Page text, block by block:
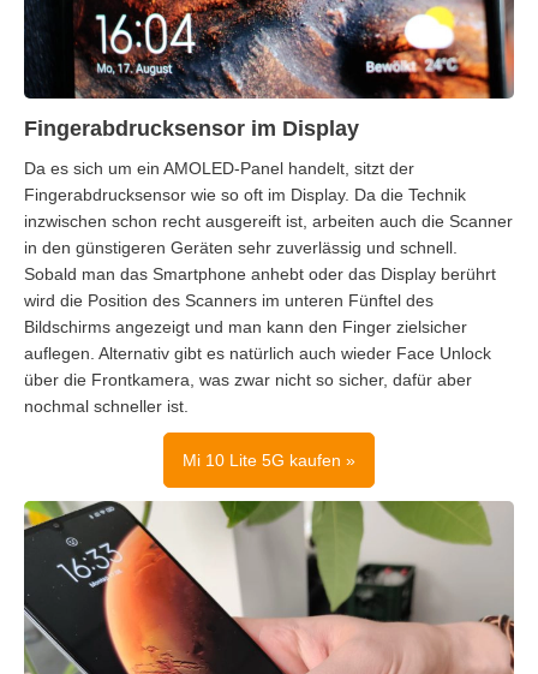
Fingerabdrucksensor im Display
Da es sich um ein AMOLED-Panel handelt, sitzt der
Fingerabdrucksensor wie so oft im Display. Da die Technik
inzwischen schon recht ausgereift ist, arbeiten auch die Scanner
in den günstigeren Geräten sehr zuverlässig und schnell.
Sobald man das Smartphone anhebt oder das Display berührt
wird die Position des Scanners im unteren Fünftel des
Bildschirms angezeigt und man kann den Finger zielsicher
auflegen. Alternativ gibt es natürlich auch wieder Face Unlock
über die Frontkamera, was zwar nicht so sicher, dafür aber
nochmal schneller ist.
Mi 10 Lite 5G kaufen »